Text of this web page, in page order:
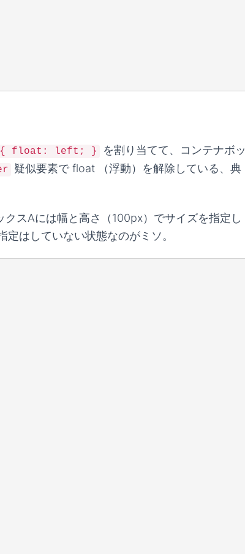
float: left; }
を割り当てて、コンテナボッ
疑似要素で float （浮動）を解除している、典
スAには幅と高さ（100px）でサイズを指定し
はしていない状態なのがミソ。